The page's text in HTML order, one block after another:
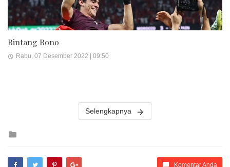
Bintang Bono
Rabu, 07 Desember 2022 | 09:50
Selengkapnya
Komentar Anda